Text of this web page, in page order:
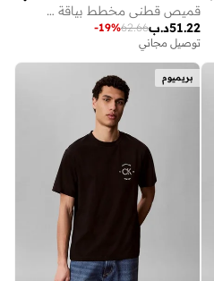
قميص قطني مخطط بياقة مستديرة
د.ب51.22
62.66
-19%
توصيل مجاني
بريميوم